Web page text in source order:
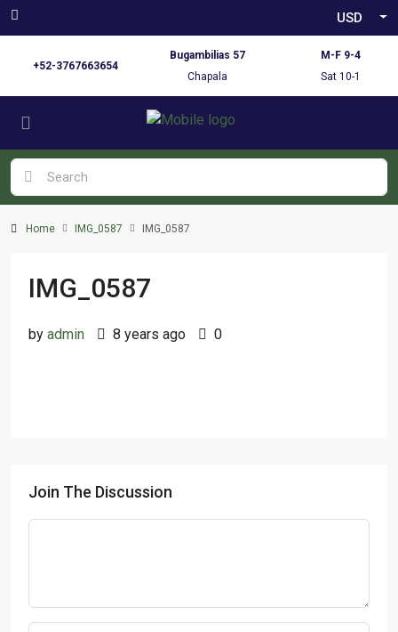
USD
+52-3767663654
Bugambilias 57
Chapala
M-F 9-4
Sat 10-1
Home IMG_0587 IMG_0587
IMG_0587
by admin 8 years ago 0
Join The Discussion